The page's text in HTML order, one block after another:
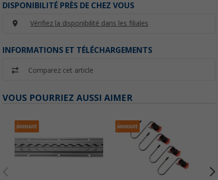
DISPONIBILITÉ PRÈS DE CHEZ VOUS
Vérifiez la disponibilité dans les filiales
INFORMATIONS ET TÉLÉCHARGEMENTS
Comparez cet article
VOUS POURRIEZ AUSSI AIMER